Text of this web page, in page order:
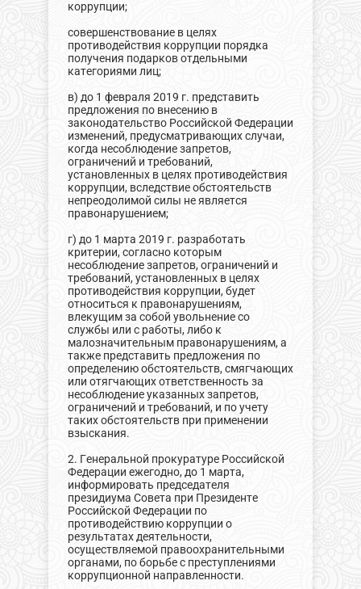
коррупции;
совершенствование в целях
противодействия коррупции порядка
получения подарков отдельными
категориями лиц;
в) до 1 февраля 2019 г. представить
предложения по внесению в
законодательство Российской Федерации
изменений, предусматривающих случаи,
когда несоблюдение запретов,
ограничений и требований,
установленных в целях противодействия
коррупции, вследствие обстоятельств
непреодолимой силы не является
правонарушением;
г) до 1 марта 2019 г. разработать
критерии, согласно которым
несоблюдение запретов, ограничений и
требований, установленных в целях
противодействия коррупции, будет
относиться к правонарушениям,
влекущим за собой увольнение со
службы или с работы, либо к
малозначительным правонарушениям, а
также представить предложения по
определению обстоятельств, смягчающих
или отягчающих ответственность за
несоблюдение указанных запретов,
ограничений и требований, и по учету
таких обстоятельств при применении
взыскания.
2. Генеральной прокуратуре Российской
Федерации ежегодно, до 1 марта,
информировать председателя
президиума Совета при Президенте
Российской Федерации по
противодействию коррупции о
результатах деятельности,
осуществляемой правоохранительными
органами, по борьбе с преступлениями
коррупционной направленности.